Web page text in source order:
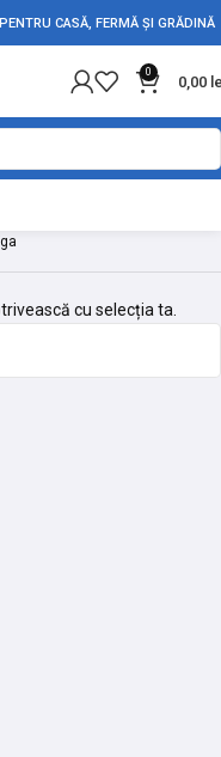
CASĂ, FERMĂ ȘI GRĂDINĂ
0
0,00
cu selecția ta.